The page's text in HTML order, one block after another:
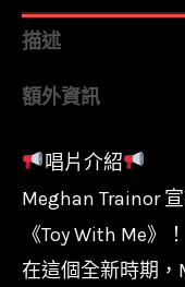
梅
崔
Meghan
Trainor
陪
描述
額外資訊
唱片介紹
Meghan Trainor
《Toy With Me》！
在這個全新時期